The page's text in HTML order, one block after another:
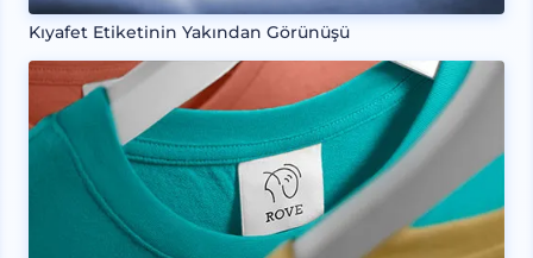
Kıyafet Etiketinin Yakından Görünüşü